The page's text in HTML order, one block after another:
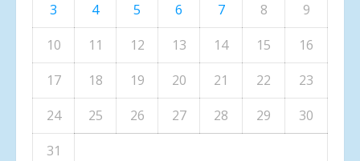
3
4 5 6 7 8
9
10
11 12 13 14 15
16
17
18 19 20 21 22
23
24
25 26 27 28 29
30
31